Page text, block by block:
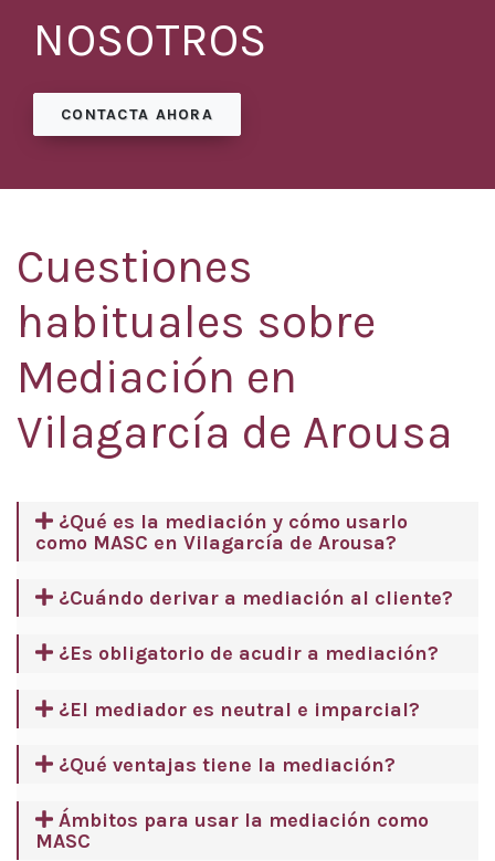
NOSOTROS
CONTACTA AHORA
Cuestiones
habituales sobre
Mediación en
Vilagarcía de Arousa
¿Qué es la mediación y cómo usarlo
como MASC en Vilagarcía de Arousa?
¿Cuándo derivar a mediación al cliente?
¿Es obligatorio de acudir a mediación?
¿El mediador es neutral e imparcial?
¿Qué ventajas tiene la mediación?
Ámbitos para usar la mediación como
MASC